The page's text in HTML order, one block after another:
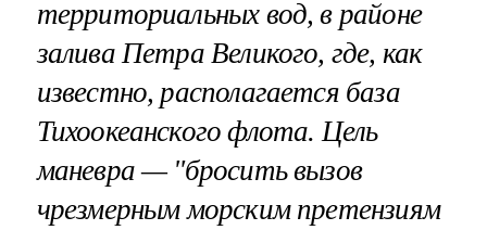
территориальных вод, в районе
залива Петра Великого, где, как
известно, располагается база
Тихоокеанского флота. Цель
маневра — "бросить вызов
чрезмерным морским претензиям